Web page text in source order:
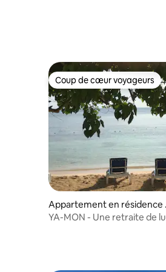
Coup de cœur voyageurs
Coup de cœur voyageurs
Appartement en résidence
Negril
YA-MON - Une retraite de